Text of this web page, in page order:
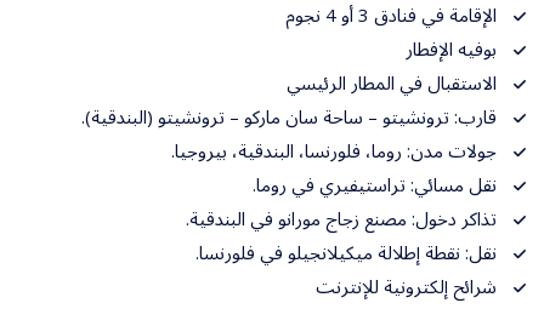
الإقامة في فنادق 3 أو 4 نجوم
بوفيه الإفطار
الاستقبال في المطار الرئيسي
قارب: ترونشيتو – ساحة سان ماركو – ترونشيتو (البندقية).
جولات مدن: روما، فلورنسا، البندقية، بيروجيا.
نقل مسائي: تراستيفيري في روما.
تذاكر دخول: مصنع زجاج مورانو في البندقية.
نقل: نقطة إطلالة ميكيلانجيلو في فلورنسا.
شرائح إلكترونية للإنترنت